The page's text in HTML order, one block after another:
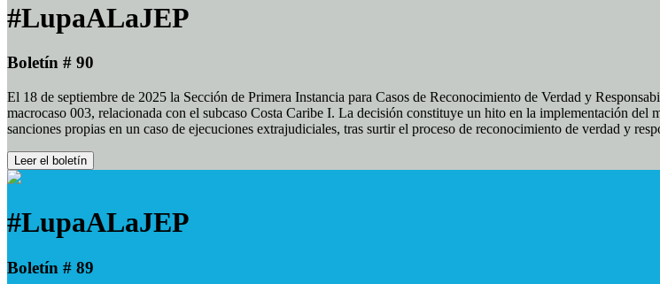
#LupaALaJEP
Boletín # 90
El 18 de septiembre de 2025 la Sección de Primera Instancia para Casos de Reconocimiento de Verdad y
macrocaso 003, relacionada con el subcaso Costa Caribe I. La decisión constituye un hito en la implementación
sanciones propias en un caso de ejecuciones extrajudiciales, tras surtir el proceso de reconocimiento de verdad y
Leer el boletín
#LupaALaJEP
Boletín # 89